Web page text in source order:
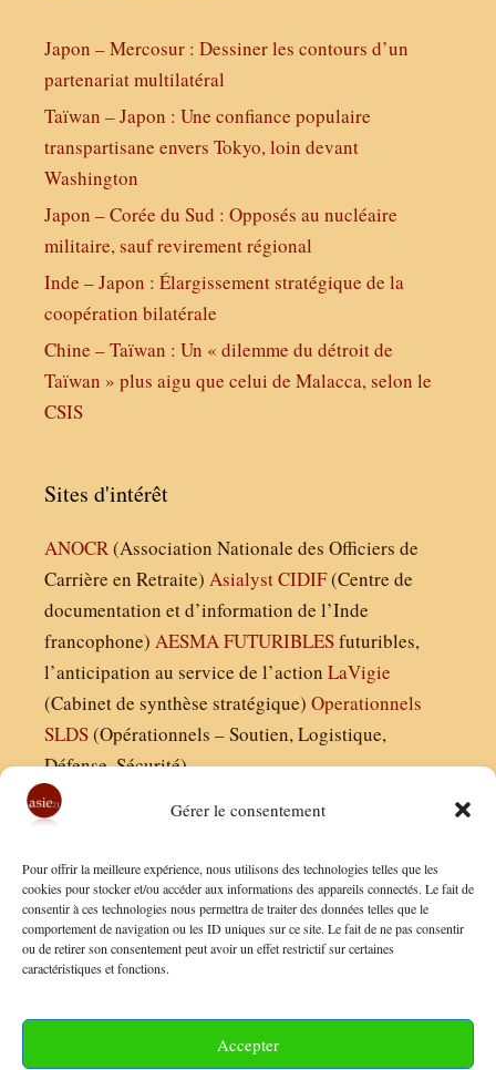
Gérer le consentement
Pour offrir la meilleure expérience, nous utilisons des technologies telles que les
cookies pour stocker et/ou accéder aux informations des appareils connectés. Le fait de
consentir à ces technologies nous permettra de traiter des données telles que le
comportement de navigation ou les ID uniques sur ce site. Le fait de ne pas consentir
ou de retirer son consentement peut avoir un effet restrictif sur certaines
caractéristiques et fonctions.
Accepter
Japon – Mercosur : Dessiner les contours d’un
partenariat multilatéral
Taïwan – Japon : Une confiance populaire
transpartisane envers Tokyo, loin devant
Washington
Japon – Corée du Sud : Opposés au nucléaire
militaire, sauf revirement régional
Inde – Japon : Élargissement stratégique de la
coopération bilatérale
Chine – Taïwan : Un « dilemme du détroit de
Taïwan » plus aigu que celui de Malacca, selon le
CSIS
Sites d'intérêt
ANOCR(Association Nationale des Officiers de
Carrière en Retraite) AsialystCIDIF(Centre de
documentation et d’information de l’Inde
francophone) AESMAFUTURIBLESfuturibles,
l’anticipation au service de l’action LaVigie
(Cabinet de synthèse stratégique) Operationnels
SLDS(Opérationnels – Soutien, Logistique,
Défense, Sécurité)
Finaldées EURL
Siège social : 13 avenue Boudon, 75016, Paris
Nous contacter
Conditions Générales de Vente